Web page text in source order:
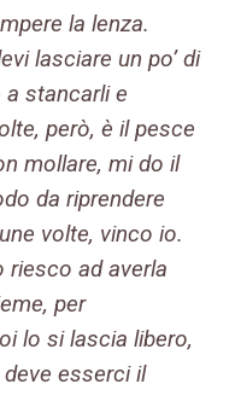
la lenza.
lasciare un po’ di
stancarli e
però, è il pesce
mollare, mi do il
da riprendere
volte, vinco io.
riesco ad averla
per
lo si lascia libero,
esserci il